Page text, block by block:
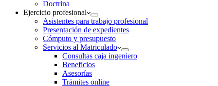
Doctrina
Ejercicio profesional
Asistentes para trabajo profesional
Presentación de expedientes
Cómputo y presupuesto
Servicios al Matriculado
Consultas caja ingeniero
Beneficios
Asesorías
Trámites online